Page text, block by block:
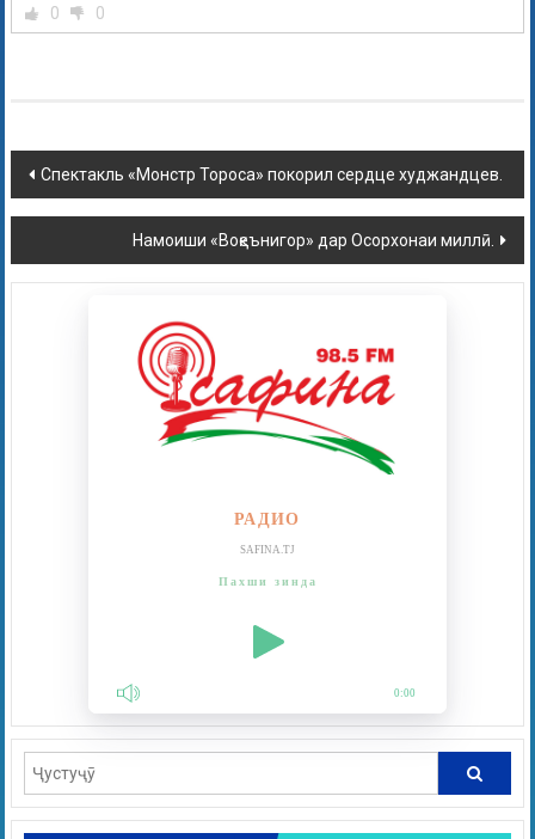
0 0
Спектакль «Монстр Тороса» покорил сердце худжандцев.
Намоиши «Воқеънигор» дар Осорхонаи миллӣ.
РАДИО
SAFINA.TJ
Пахши зинда
0:00